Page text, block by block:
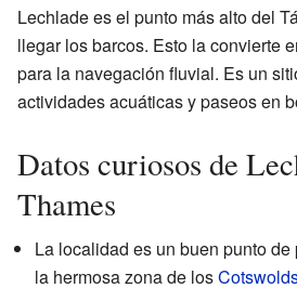
Lechlade es el punto más alto del
llegar los barcos. Esto la convierte
para la navegación fluvial. Es un
actividades acuáticas y paseos en
Datos curiosos de
Thames
La localidad es un buen punto
la hermosa zona de los